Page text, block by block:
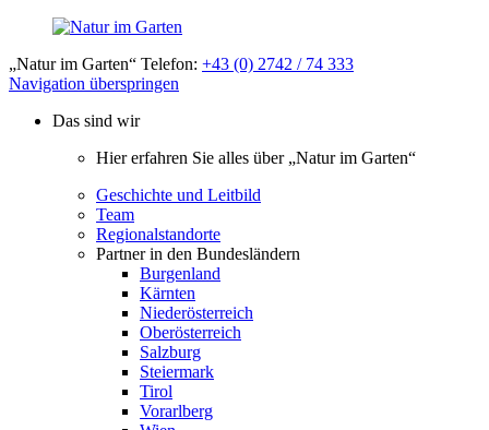
„Natur im Garten“ Telefon: +43 (0) 2742 / 74 333
Navigation überspringen
Das sind wir
Hier erfahren Sie alles über „Natur im Garten“
Geschichte und Leitbild
Team
Regionalstandorte
Partner in den Bundesländern
Burgenland
Kärnten
Niederösterreich
Oberösterreich
Salzburg
Steiermark
Tirol
Vorarlberg